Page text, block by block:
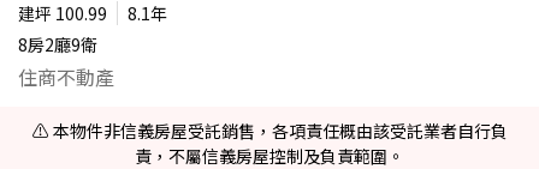
建坪 100.99
8.1年
8房2廳9衛
住商不動產
⚠️ 本物件非信義房屋受託銷售，各項責任概由該受託業者自行負
責，不屬信義房屋控制及負責範圍。